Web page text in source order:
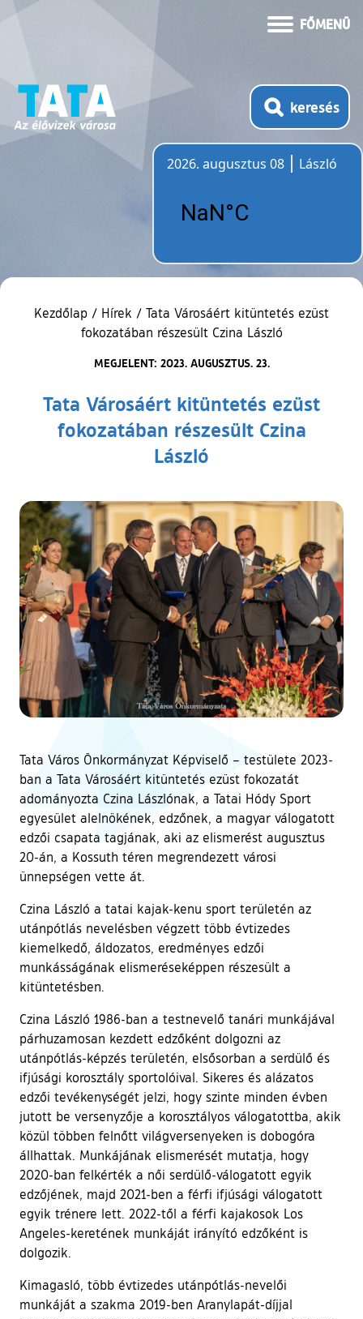
FŐMENÜ
keresés
2026. augusztus 08
László
Kezdőlap / Hírek / Tata Városáért kitüntetés ezüst
fokozatában részesült Czina László
MEGJELENT: 2023. AUGUSZTUS. 23.
Tata Városáért kitüntetés ezüst
fokozatában részesült Czina
László
Tata Város Önkormányzat Képviselő – testülete 2023-
ban a Tata Városáért kitüntetés ezüst fokozatát
adományozta Czina Lászlónak, a Tatai Hódy Sport
egyesület alelnökének, edzőnek, a magyar válogatott
edzői csapata tagjának, aki az elismerést augusztus
20-án, a Kossuth téren megrendezett városi
ünnepségen vette át.
Czina László a tatai kajak-kenu sport területén az
utánpótlás nevelésben végzett több évtizedes
kiemelkedő, áldozatos, eredményes edzői
munkásságának elismeréseképpen részesült a
kitüntetésben.
Czina László 1986-ban a testnevelő tanári munkájával
párhuzamosan kezdett edzőként dolgozni az
utánpótlás-képzés területén, elsősorban a serdülő és
ifjúsági korosztály sportolóival. Sikeres és alázatos
edzői tevékenységét jelzi, hogy szinte minden évben
jutott be versenyzője a korosztályos válogatottba, akik
közül többen felnőtt világversenyeken is dobogóra
állhattak. Munkájának elismerését mutatja, hogy
2020-ban felkérték a női serdülő-válogatott egyik
edzőjének, majd 2021-ben a férfi ifjúsági válogatott
egyik trénere lett. 2022-től a férfi kajakosok Los
Angeles-keretének munkáját irányító edzőként is
dolgozik.
Kimagasló, több évtizedes utánpótlás-nevelői
munkáját a szakma 2019-ben Aranylapát-díjjal